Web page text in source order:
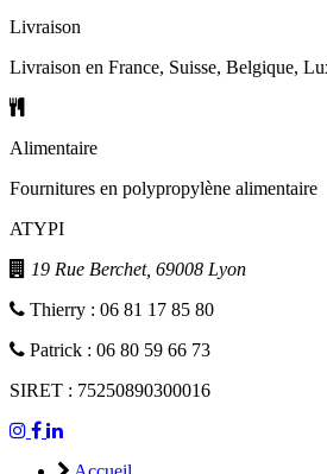
Livraison
Livraison en France, Suisse, Belgique,
Alimentaire
Fournitures en polypropylène alimentaire
ATYPI
19 Rue Berchet, 69008 Lyon
Thierry : 06 81 17 85 80
Patrick : 06 80 59 66 73
SIRET : 75250890300016